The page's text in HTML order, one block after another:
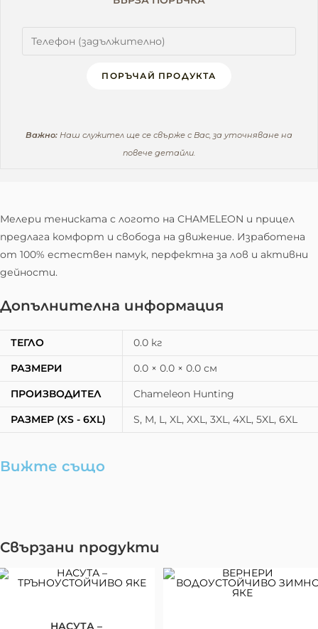
ПОРЪЧАЙ ПРОДУКТА
Важно: Наш служител ще се свърже с Вас, за уточняване на
повече детайли.
Мелери тениската с логото на CHAMELEON и прицел
предлага комфорт и свобода на движение. Изработена
от 100% естествен памук, перфектна за лов и активни
дейности.
Допълнителна информация
ТЕГЛО
0.0 кг
РАЗМЕРИ
0.0 × 0.0 × 0.0 см
ПРОИЗВОДИТЕЛ
Chameleon Hunting
РАЗМЕР (XS - 6XL)
S, M, L, XL, XXL, 3XL, 4XL, 5XL, 6XL
Вижте също
Свързани продукти
НАСУТА –